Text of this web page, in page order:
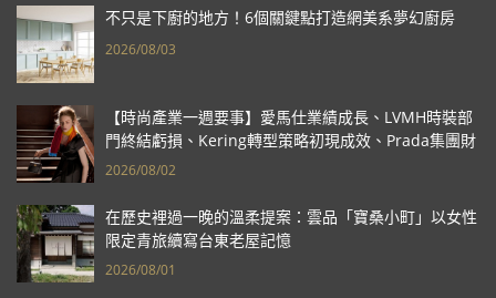
不只是下廚的地方！6個關鍵點打造網美系夢幻廚房
2026/08/03
【時尚產業一週要事】愛馬仕業績成長、LVMH時裝部
門終結虧損、Kering轉型策略初現成效、Prada集團財
報亮眼
2026/08/02
在歷史裡過一晚的溫柔提案：雲品「寶桑小町」以女性
限定青旅續寫台東老屋記憶
2026/08/01